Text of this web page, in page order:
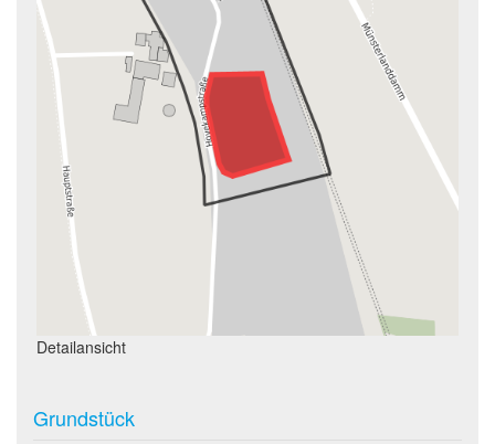
Detailansicht
Grundstück